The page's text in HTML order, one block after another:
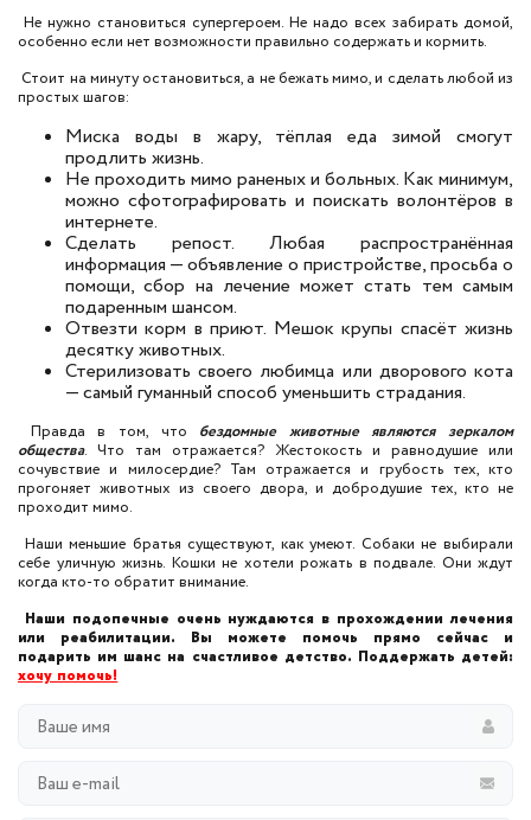
Не нужно становиться супергероем. Не надо всех забирать домой,
особенно если нет возможности правильно содержать и кормить.
Стоит на минуту остановиться, а не бежать мимо, и сделать любой из
простых шагов:
Миска воды в жару, тёплая еда зимой смогут
продлить жизнь.
Не проходить мимо раненых и больных. Как минимум,
можно сфотографировать и поискать волонтёров в
интернете.
Сделать репост. Любая распространённая
информация — объявление о пристройстве, просьба о
помощи, сбор на лечение может стать тем самым
подаренным шансом.
Отвезти корм в приют. Мешок крупы спасёт жизнь
десятку животных.
Стерилизовать своего любимца или дворового кота
— самый гуманный способ уменьшить страдания.
Правда в том, что бездомные животные являются зеркалом
общества. Что там отражается? Жестокость и равнодушие или
сочувствие и милосердие? Там отражается и грубость тех, кто
прогоняет животных из своего двора, и добродушие тех, кто не
проходит мимо.
Наши меньшие братья существуют, как умеют. Собаки не выбирали
себе уличную жизнь. Кошки не хотели рожать в подвале. Они ждут
когда кто-то обратит внимание.
Наши подопечные очень нуждаются в прохождении лечения
или реабилитации. Вы можете помочь прямо сейчас и
подарить им шанс на счастливое детство. Поддержать детей:
хочу помочь!